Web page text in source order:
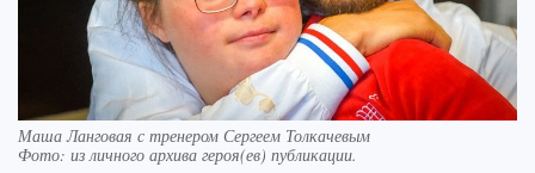
Маша Ланговая с тренером Сергеем Толкачевым
Фото: из личного архива героя(ев) публикации.